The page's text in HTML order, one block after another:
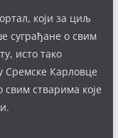
који за циљ
суграђане о свим
исто тако
Сремске Карловце
стварима које